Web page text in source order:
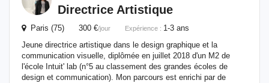
Directrice Artistique
Paris (75) 300 €/jour Expérience : 1-3 ans
Jeune directrice artistique dans le design graphique et la
communication visuelle, diplômée en juillet 2018 d'un M2 de
l'école Intuit' lab (n°5 au classement des grandes écoles de
design et communication). Mon parcours est enrichi par de